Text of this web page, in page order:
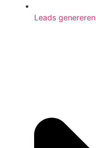
Leads genereren